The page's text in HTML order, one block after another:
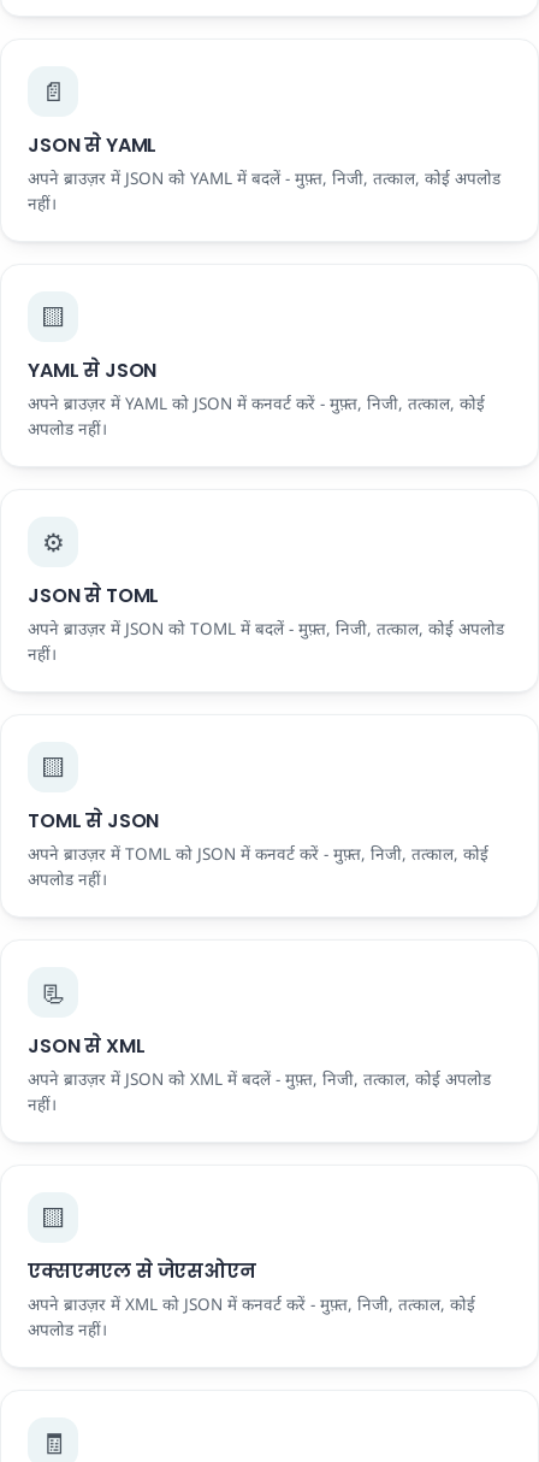
📄
JSON से YAML
अपने ब्राउज़र में JSON को YAML में बदलें - मुफ़्त, निजी, तत्काल, कोई अपलोड
नहीं।
🟨
YAML से JSON
अपने ब्राउज़र में YAML को JSON में कनवर्ट करें - मुफ़्त, निजी, तत्काल, कोई
अपलोड नहीं।
⚙️
JSON से TOML
अपने ब्राउज़र में JSON को TOML में बदलें - मुफ़्त, निजी, तत्काल, कोई अपलोड
नहीं।
🟨
TOML से JSON
अपने ब्राउज़र में TOML को JSON में कनवर्ट करें - मुफ़्त, निजी, तत्काल, कोई
अपलोड नहीं।
📃
JSON से XML
अपने ब्राउज़र में JSON को XML में बदलें - मुफ़्त, निजी, तत्काल, कोई अपलोड
नहीं।
🟨
एक्सएमएल से जेएसओएन
अपने ब्राउज़र में XML को JSON में कनवर्ट करें - मुफ़्त, निजी, तत्काल, कोई
अपलोड नहीं।
🧾